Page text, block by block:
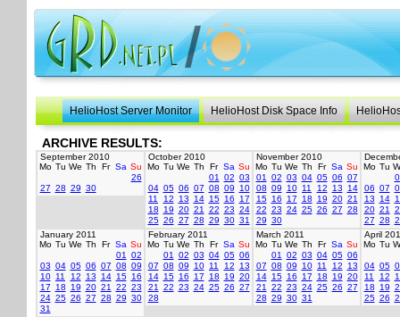
HelioHost Server Monitor HelioHost Disk Space Info
ARCHIVE RESULTS:
September 2010
Mo Tu We Th Fr Sa Su
26
27 28 29 30
October 2010
Mo Tu We Th Fr Sa Su
01
02 03
04 05 06 07 08 09
10
11
12 13 14 15 16
17
18
19 20 21 22 23 24
25 26 27 28 29 30 31
November 2010
Mo Tu We Th Fr Sa Su
01
02 03 04 05 06 07
08 09 10 11 12 13
14
15 16 17 18 19 20 21
22 23 24 25 26 27 28
29 30
Mo Tu
06 07
13
14
20 21
27 28
January 2011
Mo Tu We Th Fr Sa Su
01
02
03 04 05 06 07 08 09
10 11 12 13 14 15 16
17
18 19 20 21 22 23
24 25 26 27 28 29 30
31
February 2011
Mo Tu We Th Fr Sa Su
01
02 03 04 05 06
07 08 09 10 11 12
13
14 15 16 17 18 19 20
21
22 23 24 25 26 27
28
March 2011
Mo Tu We Th Fr Sa Su
01
02 03 04 05 06
07 08 09 10 11 12
13
14 15 16 17 18 19 20
21
22 23 24 25 26 27
28 29 30 31
April
Mo Tu
04 05
11
12
18
19
25 26